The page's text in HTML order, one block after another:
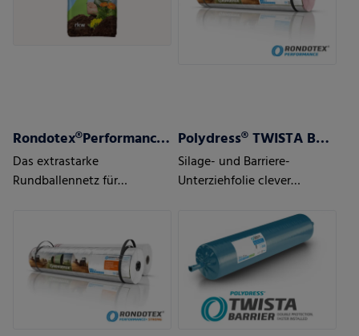
Rondotex®Performance+ Strong
Das extrastarke
Rundballennetz für
Polydress® TWISTA Barrier
Silage- und Barriere-
Unterziehfolie clever